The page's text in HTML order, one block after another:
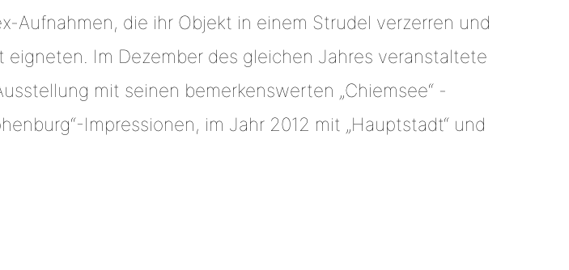
Aufnahmen, die ihr Objekt in einem Strudel verzerren und
Im Dezember des gleichen Jahres veranstaltete
mit seinen bemerkenswerten „Chiemsee“ -
Impressionen, im Jahr 2012 mit „Hauptstadt“ und